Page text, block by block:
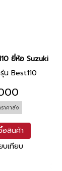
ยี่ห้อ Suzuki
น Best110
าคาส่ง
อสินค้า
บเทียบ